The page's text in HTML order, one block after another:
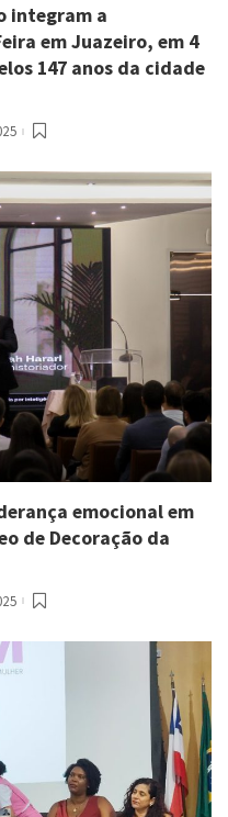
integram a
em Juazeiro, em 4
147 anos da cidade
emocional em
de Decoração da